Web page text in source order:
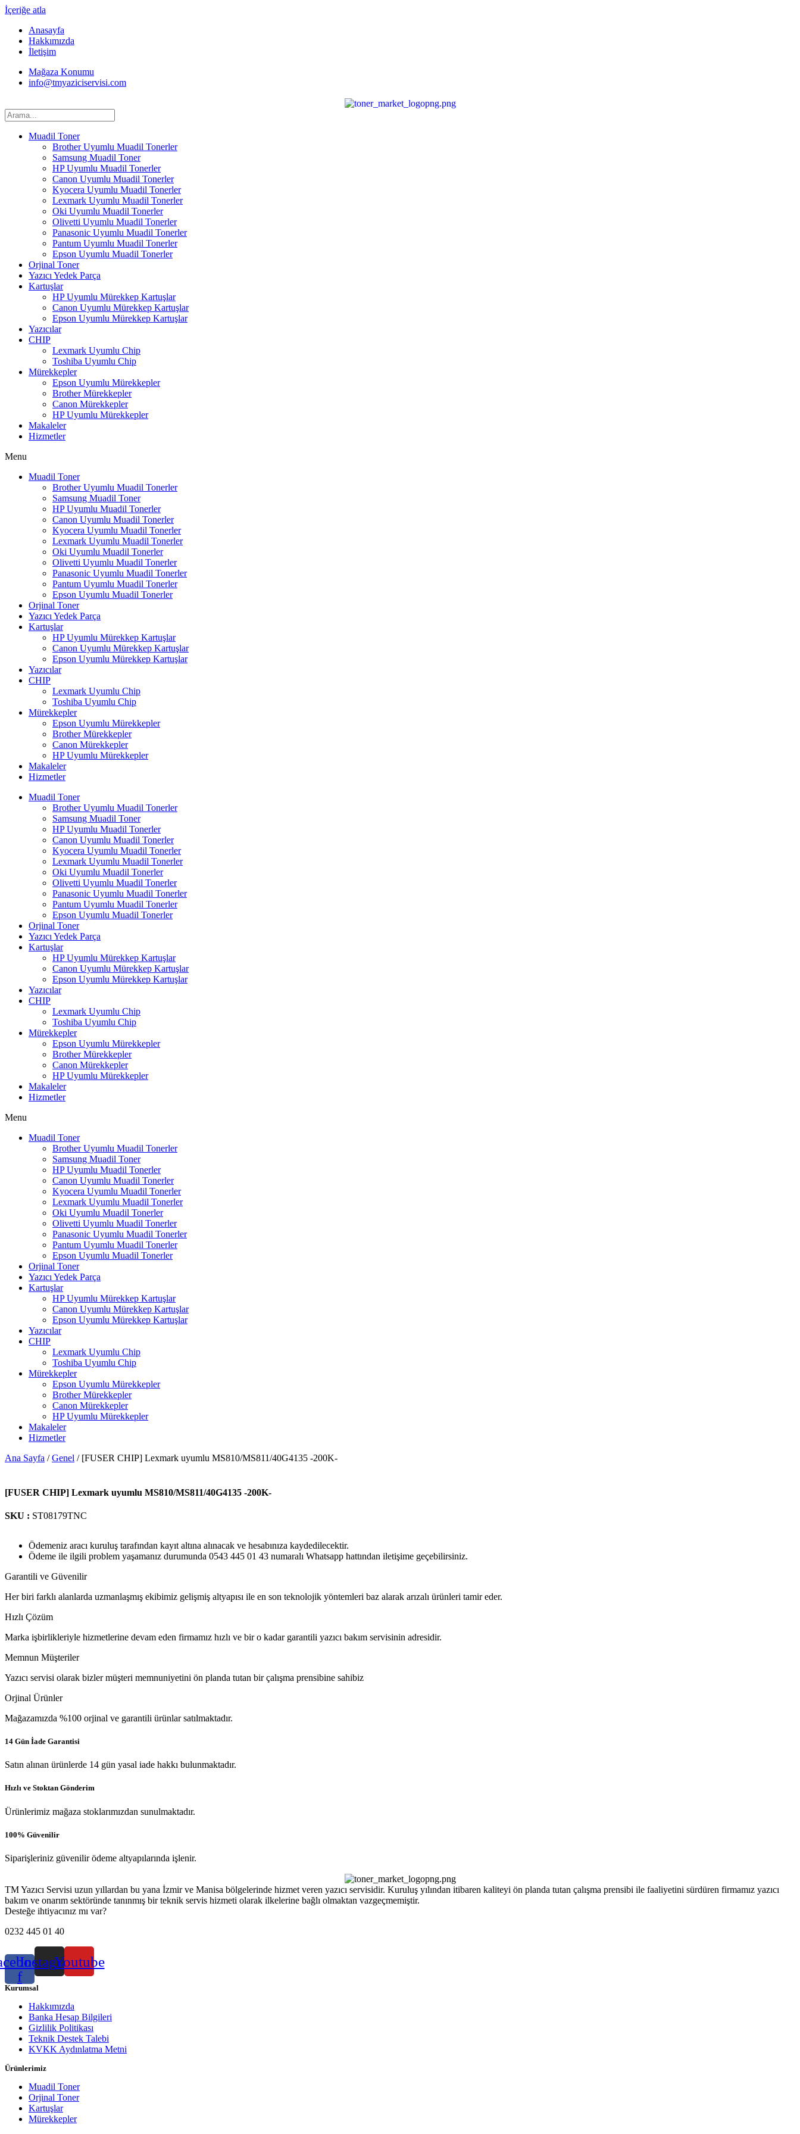
İçeriğe atla
Anasayfa
Hakkımızda
İletişim
Mağaza Konumu
info@tmyaziciservisi.com
Muadil Toner
Brother Uyumlu Muadil Tonerler
Samsung Muadil Toner
HP Uyumlu Muadil Tonerler
Canon Uyumlu Muadil Tonerler
Kyocera Uyumlu Muadil Tonerler
Lexmark Uyumlu Muadil Tonerler
Oki Uyumlu Muadil Tonerler
Olivetti Uyumlu Muadil Tonerler
Panasonic Uyumlu Muadil Tonerler
Pantum Uyumlu Muadil Tonerler
Epson Uyumlu Muadil Tonerler
Orjinal Toner
Yazıcı Yedek Parça
Kartuşlar
HP Uyumlu Mürekkep Kartuşlar
Canon Uyumlu Mürekkep Kartuşlar
Epson Uyumlu Mürekkep Kartuşlar
Yazıcılar
CHIP
Lexmark Uyumlu Chip
Toshiba Uyumlu Chip
Mürekkepler
Epson Uyumlu Mürekkepler
Brother Mürekkepler
Canon Mürekkepler
HP Uyumlu Mürekkepler
Makaleler
Hizmetler
Menu
Muadil Toner
Brother Uyumlu Muadil Tonerler
Samsung Muadil Toner
HP Uyumlu Muadil Tonerler
Canon Uyumlu Muadil Tonerler
Kyocera Uyumlu Muadil Tonerler
Lexmark Uyumlu Muadil Tonerler
Oki Uyumlu Muadil Tonerler
Olivetti Uyumlu Muadil Tonerler
Panasonic Uyumlu Muadil Tonerler
Pantum Uyumlu Muadil Tonerler
Epson Uyumlu Muadil Tonerler
Orjinal Toner
Yazıcı Yedek Parça
Kartuşlar
HP Uyumlu Mürekkep Kartuşlar
Canon Uyumlu Mürekkep Kartuşlar
Epson Uyumlu Mürekkep Kartuşlar
Yazıcılar
CHIP
Lexmark Uyumlu Chip
Toshiba Uyumlu Chip
Mürekkepler
Epson Uyumlu Mürekkepler
Brother Mürekkepler
Canon Mürekkepler
HP Uyumlu Mürekkepler
Makaleler
Hizmetler
Muadil Toner
Brother Uyumlu Muadil Tonerler
Samsung Muadil Toner
HP Uyumlu Muadil Tonerler
Canon Uyumlu Muadil Tonerler
Kyocera Uyumlu Muadil Tonerler
Lexmark Uyumlu Muadil Tonerler
Oki Uyumlu Muadil Tonerler
Olivetti Uyumlu Muadil Tonerler
Panasonic Uyumlu Muadil Tonerler
Pantum Uyumlu Muadil Tonerler
Epson Uyumlu Muadil Tonerler
Orjinal Toner
Yazıcı Yedek Parça
Kartuşlar
HP Uyumlu Mürekkep Kartuşlar
Canon Uyumlu Mürekkep Kartuşlar
Epson Uyumlu Mürekkep Kartuşlar
Yazıcılar
CHIP
Lexmark Uyumlu Chip
Toshiba Uyumlu Chip
Mürekkepler
Epson Uyumlu Mürekkepler
Brother Mürekkepler
Canon Mürekkepler
HP Uyumlu Mürekkepler
Makaleler
Hizmetler
Menu
Muadil Toner
Brother Uyumlu Muadil Tonerler
Samsung Muadil Toner
HP Uyumlu Muadil Tonerler
Canon Uyumlu Muadil Tonerler
Kyocera Uyumlu Muadil Tonerler
Lexmark Uyumlu Muadil Tonerler
Oki Uyumlu Muadil Tonerler
Olivetti Uyumlu Muadil Tonerler
Panasonic Uyumlu Muadil Tonerler
Pantum Uyumlu Muadil Tonerler
Epson Uyumlu Muadil Tonerler
Orjinal Toner
Yazıcı Yedek Parça
Kartuşlar
HP Uyumlu Mürekkep Kartuşlar
Canon Uyumlu Mürekkep Kartuşlar
Epson Uyumlu Mürekkep Kartuşlar
Yazıcılar
CHIP
Lexmark Uyumlu Chip
Toshiba Uyumlu Chip
Mürekkepler
Epson Uyumlu Mürekkepler
Brother Mürekkepler
Canon Mürekkepler
HP Uyumlu Mürekkepler
Makaleler
Hizmetler
Ana Sayfa /Genel / [FUSER CHIP] Lexmark uyumlu MS810/MS811/40G4135 -200K-
[FUSER CHIP] Lexmark uyumlu MS810/MS811/40G4135 -200K-
SKU : ST08179TNC
Ödemeniz aracı kuruluş tarafından kayıt altına alınacak ve hesabınıza kaydedilecektir.
Ödeme ile ilgili problem yaşamanız durumunda 0543 445 01 43 numaralı Whatsapp hattından iletişime geçebilirsiniz.
Garantili ve Güvenilir
Her biri farklı alanlarda uzmanlaşmış ekibimiz gelişmiş altyapısı ile en son teknolojik yöntemleri baz alarak arızalı ürünleri tamir eder.
Hızlı Çözüm
Marka işbirlikleriyle hizmetlerine devam eden firmamız hızlı ve bir o kadar garantili yazıcı bakım servisinin adresidir.
Memnun Müşteriler
Yazıcı servisi olarak bizler müşteri memnuniyetini ön planda tutan bir çalışma prensibine sahibiz
Orjinal Ürünler
Mağazamızda %100 orjinal ve garantili ürünlar satılmaktadır.
14 Gün İade Garantisi
Satın alınan ürünlerde 14 gün yasal iade hakkı bulunmaktadır.
Hızlı ve Stoktan Gönderim
Ürünlerimiz mağaza stoklarımızdan sunulmaktadır.
100% Güvenilir
Siparişleriniz güvenilir ödeme altyapılarında işlenir.
TM Yazıcı Servisi uzun yıllardan bu yana İzmir ve Manisa bölgelerinde hizmet veren yazıcı servisidir. Kuruluş yılından itibaren kaliteyi ön planda tutan çalışma prensibi ile faaliyetini sürdüren firmamız yazıcı
bakım ve onarım sektöründe tanınmış bir teknik servis hizmeti olarak ilkelerine bağlı olmaktan vazgeçmemiştir.
Desteğe ihtiyacınız mı var?
0232 445 01 40
f
InstagramYoutube
Kurumsal
Hakkımızda
Banka Hesap Bilgileri
Gizlilik Politikası
Teknik Destek Talebi
KVKK Aydınlatma Metni
Ürünlerimiz
Muadil Toner
Orjinal Toner
Kartuşlar
Mürekkepler